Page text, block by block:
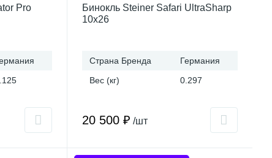
Pro
Бинокль Steiner Safari UltraSharp
10x26
Страна Бренда
Германия
Вес (кг)
0.297
20 500 ₽ /шт